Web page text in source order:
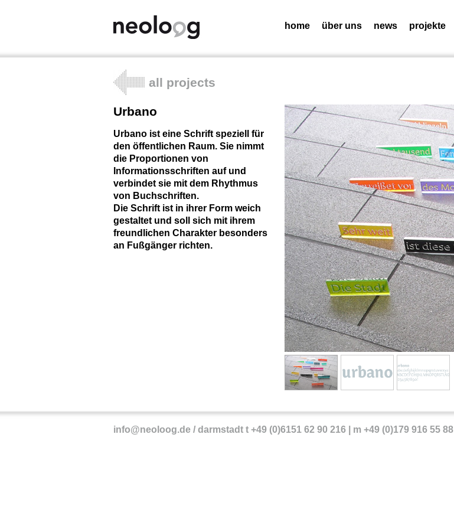
home über uns news projekte
all projects
Urbano
Urbano ist eine Schrift speziell für
den öffentlichen Raum. Sie nimmt
die Proportionen von
Informationsschriften auf und
verbindet sie mit dem Rhythmus
von Buchschriften.
Die Schrift ist in ihrer Form weich
gestaltet und soll sich mit ihrem
freundlichen Charakter besonders
an Fußgänger richten.
info@neoloog.de / darmstadt t +49 (0)6151 62 90 216 | m +49 (0)179 916 55 88